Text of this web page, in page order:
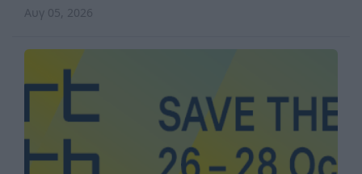
Αυγ 05, 2026